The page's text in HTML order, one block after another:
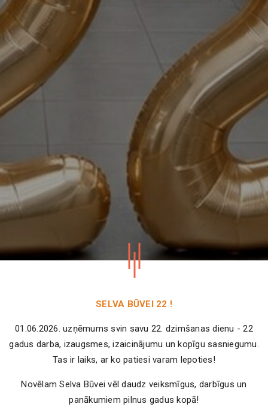
SELVA BŪVEI 22 !
01.06.2026. uzņēmums svin savu 22. dzimšanas dienu - 22
gadus darba, izaugsmes, izaicinājumu un kopīgu sasniegumu.
Tas ir laiks, ar ko patiesi varam lepoties!
Novēlam Selva Būvei vēl daudz veiksmīgus, darbīgus un
panākumiem pilnus gadus kopā!